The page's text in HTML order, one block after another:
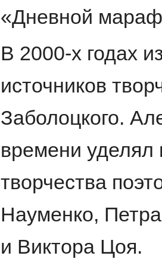
«Дневной
В 2000-х годах
источников
Заболоцкого.
времени уделял
творчества
Науменко,
и Виктора Цоя.